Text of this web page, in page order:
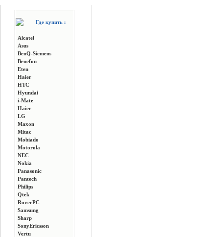
Где купить :
Alcatel
Asus
BenQ-Siemens
Benefon
Eten
Haier
HTC
Hyundai
i-Mate
Haier
LG
Maxon
Mitac
Mobiado
Motorola
NEC
Nokia
Panasonic
Pantech
Philips
Qtek
RoverPC
Samsung
Sharp
SonyEricsson
Vertu